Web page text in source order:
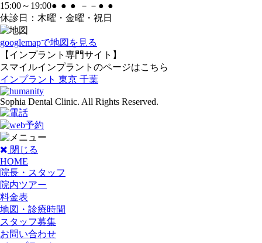
15:00～19:00● ● ● － － ● ●
休診日：木曜・金曜・祝日
googlemapで地図を見る
【インプラント専門サイト】
スマイルインプラントのページはこちら
インプラント 東京 千葉
Sophia Dental Clinic. All Rights Reserved.
閉じる
HOME
院長・スタッフ
院内ツアー
料金表
地図・診療時間
スタッフ募集
お問い合わせ